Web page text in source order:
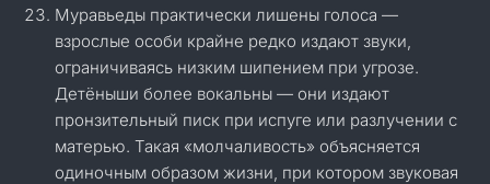
Муравьеды практически лишены голоса —
взрослые особи крайне редко издают звуки,
ограничиваясь низким шипением при угрозе.
Детёныши более вокальны — они издают
пронзительный писк при испуге или разлучении с
матерью. Такая «молчаливость» объясняется
одиночным образом жизни, при котором звуковая